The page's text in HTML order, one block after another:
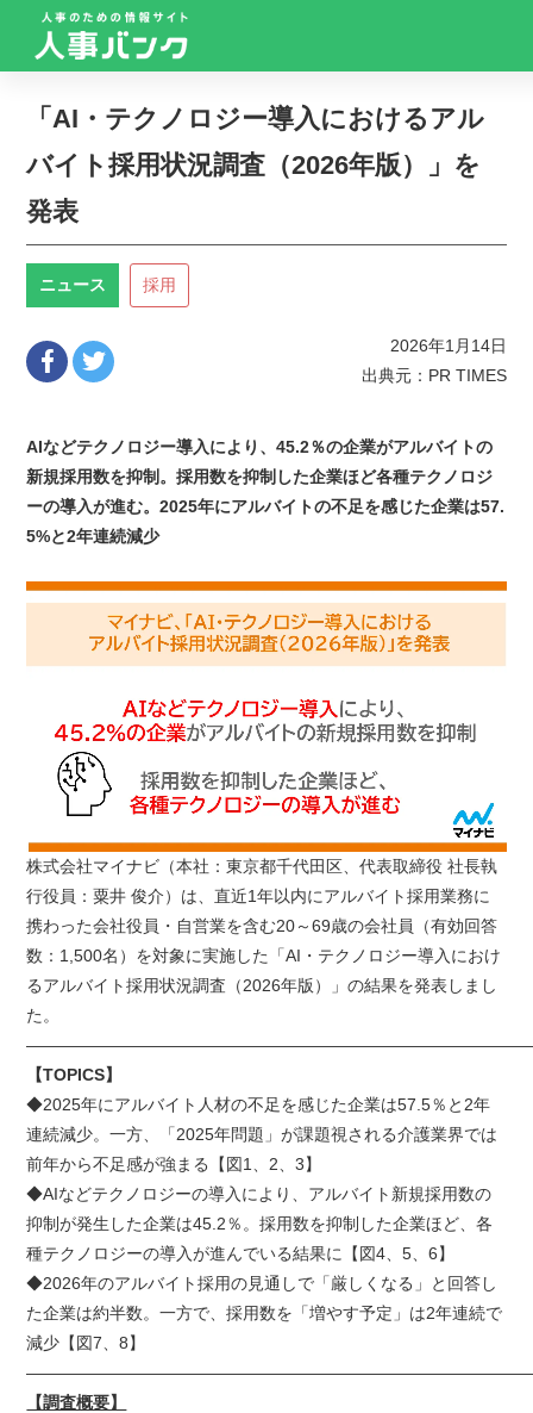
「AI・テクノロジー導入におけるアル
バイト採用状況調査（2026年版）」を
発表
ニュース 採用
2026年1月14日
出典元：PR TIMES
AIなどテクノロジー導入により、45.2％の企業がアルバイトの
新規採用数を抑制。採用数を抑制した企業ほど各種テクノロジ
ーの導入が進む。2025年にアルバイトの不足を感じた企業は57.
5%と2年連続減少
株式会社マイナビ（本社：東京都千代田区、代表取締役 社長執
行役員：粟井 俊介）は、直近1年以内にアルバイト採用業務に
携わった会社役員・自営業を含む20～69歳の会社員（有効回答
数：1,500名）を対象に実施した「AI・テクノロジー導入におけ
るアルバイト採用状況調査（2026年版）」の結果を発表しまし
た。
【TOPICS】
◆2025年にアルバイト人材の不足を感じた企業は57.5％と2年
連続減少。一方、「2025年問題」が課題視される介護業界では
前年から不足感が強まる【図1、2、3】
◆AIなどテクノロジーの導入により、アルバイト新規採用数の
抑制が発生した企業は45.2％。採用数を抑制した企業ほど、各
種テクノロジーの導入が進んでいる結果に【図4、5、6】
◆2026年のアルバイト採用の見通しで「厳しくなる」と回答し
た企業は約半数。一方で、採用数を「増やす予定」は2年連続で
減少【図7、8】
【調査概要】